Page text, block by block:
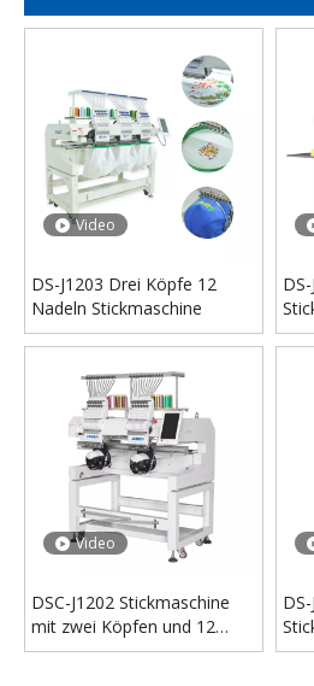
Video
DS-J1203 Drei Köpfe 12
Nadeln Stickmaschine
Video
DSC-J1202 Stickmaschine
mit zwei Köpfen und 12
Nadeln
zu